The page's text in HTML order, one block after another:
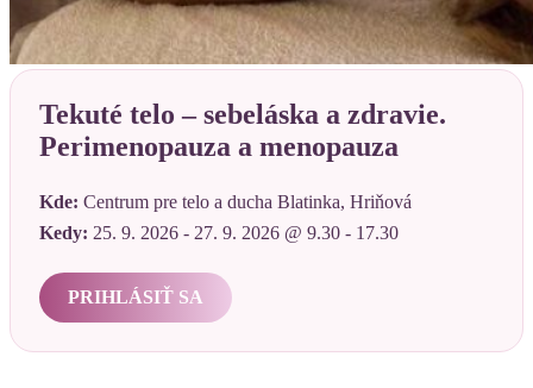
Tekuté telo – sebeláska a zdravie.
Perimenopauza a menopauza
Kde: Centrum pre telo a ducha Blatinka, Hriňová
Kedy: 25. 9. 2026 - 27. 9. 2026 @ 9.30 - 17.30
PRIHLÁSIŤ SA